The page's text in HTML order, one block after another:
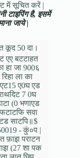
में सूचित करें |
टाइपिंग है, इसमें
जाये |
कूद 50 दा।
एए बटटाहत
हा जा 900६
ला का
ए0घ एड
7 0घ
(0 भणाएड
सवा
साटपि॥$
- कुं०प |
फ़ाइा पराटन
(27 शा पक